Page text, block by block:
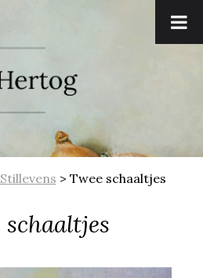
Stillevens > Twee schaaltjes
schaaltjes